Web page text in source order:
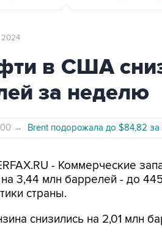
2024
в США
за неделю
→ Brent подорожала до $84,82
- Коммерческие
3,44 млн баррелей - до
страны.
снизились на 2,01 млн